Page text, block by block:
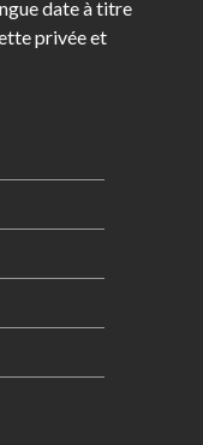
date à titre
privée et